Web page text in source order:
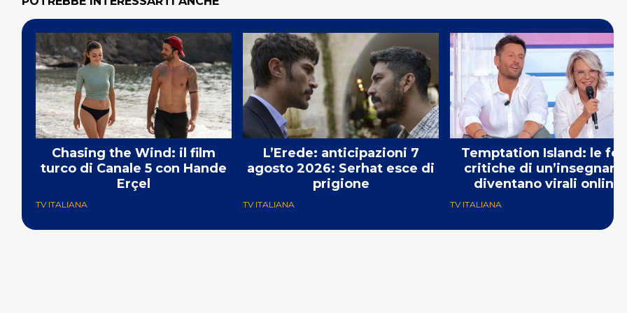
Chasing the Wind: il film
turco di Canale 5 con Hande
Erçel
TV ITALIANA
L’Erede: anticipazioni 7
agosto 2026: Serhat esce di
prigione
TV ITALIANA
Temptation Island: le forti
critiche di un’insegnante
diventano virali online
TV ITALIANA